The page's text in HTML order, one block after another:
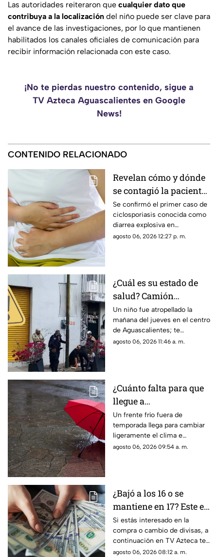
Las autoridades reiteraron que cualquier dato que
contribuya a la localización del niño puede ser clave para
el avance de las investigaciones, por lo que mantienen
habilitados los canales oficiales de comunicación para
recibir información relacionada con este caso.
¡No te pierdas nuestro contenido, sigue a
TV Azteca Aguascalientes en Google
News!
CONTENIDO RELACIONADO
Revelan cómo y dónde
se contagió la paciente
de diarrea explosiva en
Aguascalientes
Se confirmó el primer caso de
ciclosporiasis conocida como
diarrea explosiva en
Aguascalientes; te contamos
agosto 06, 2026 12:27 p. m.
¿Cuál es su estado de
salud? Camión
atropella a niño de 11
años en Aguascalientes
hoy 6 de agosto
Un niño fue atropellado la
mañana del jueves en el centro
de Aguascalientes; te
contamos lo que se sabe del
agosto 06, 2026 11:46 a. m.
¿Cuánto falta para que
llegue a
Aguascalientes? Frente
frío fuera de temporada
afectará en agosto 2026
Un frente frío fuera de
temporada llega para cambiar
ligeramente el clima e
incrementar las lluvias en
agosto 06, 2026 09:54 a. m.
¿Bajó a los 16 o se
mantiene en 17? Este es
el precio del dólar en
Aguascalientes hoy 6
de agosto de 2026
Si estás interesado en la
compra o cambio de divisas, a
continuación en TV Azteca te
informamos cuál es el precio
agosto 06, 2026 08:12 a. m.